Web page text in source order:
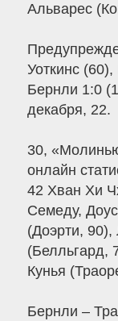
Альварес
Уоткинс
Бернли 1:0
декабря, 22.
30,
онлайн
42 Хван Хи
Семеду,
(Доэрти,
(Белльгард,
Кунья
Бернли –